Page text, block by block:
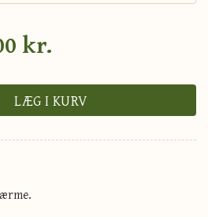
kr.
LÆG I KURV